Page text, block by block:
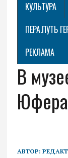
КУЛЬТУРА
ПЕРА.ПУТЬ
РЕКЛАМА
В
Юфера
АВТОР: